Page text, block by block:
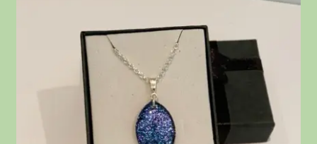
Informations pratiques